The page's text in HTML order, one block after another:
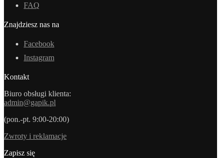
FAQ
Znajdziesz nas na
Facebook
Instagram
Kontakt
Biuro obsługi klienta:
admin@gapik.pl
(pon.-pt. 9:00-20:00)
Zwroty i reklamacje
Zapisz się